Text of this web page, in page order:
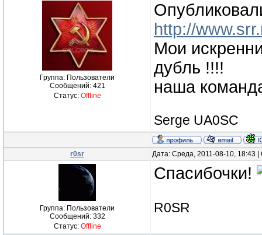
Группа: Пользователи
Сообщений: 421
Статус: Offline
http://
Мои
дубль !!!!
наша
Serge UA0SC
r0sr Дата: Среда, 2011-08-10, 18:43
Группа: Пользователи
Сообщений: 332
Статус: Offline
Спасибочки!
R0SR